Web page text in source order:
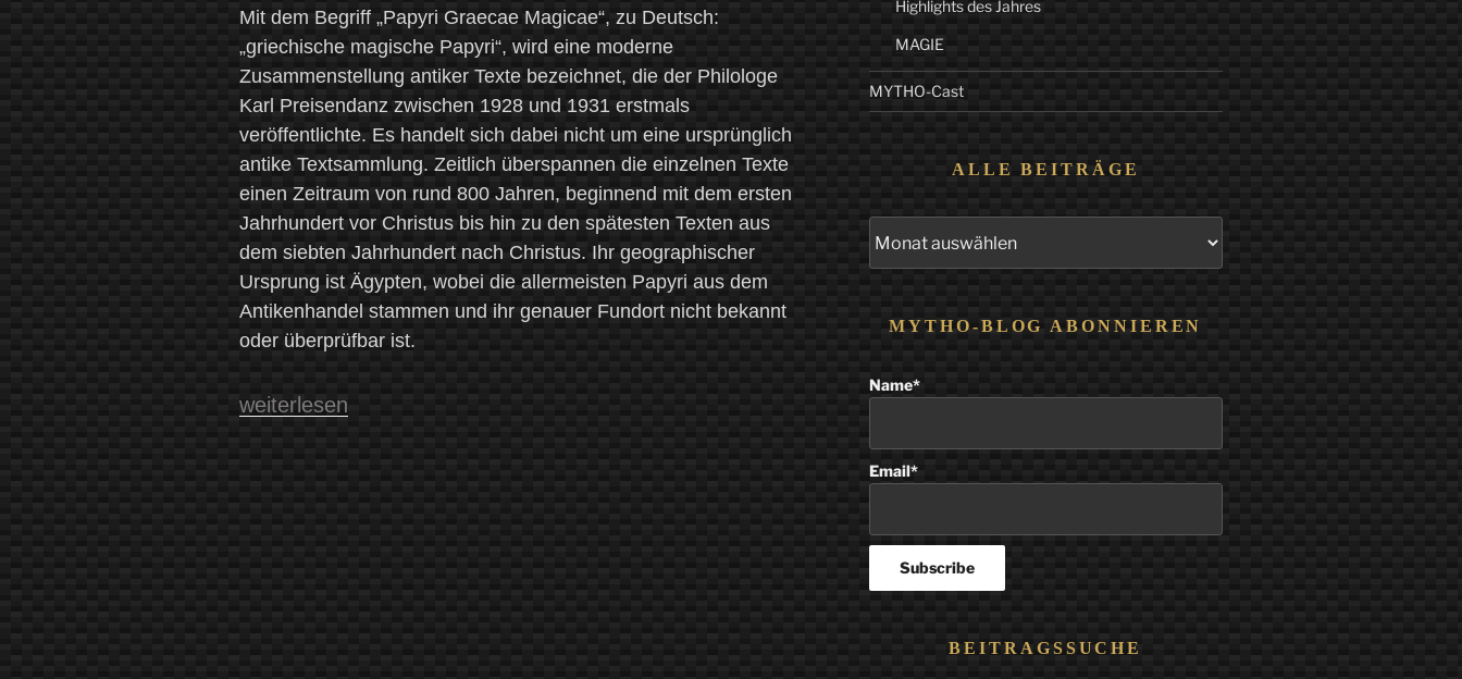
Mit dem Begriff „Papyri Graecae Magicae“, zu Deutsch:
„griechische magische Papyri“, wird eine moderne
Zusammenstellung antiker Texte bezeichnet, die der Philologe
Karl Preisendanz zwischen 1928 und 1931 erstmals
veröffentlichte. Es handelt sich dabei nicht um eine ursprünglich
antike Textsammlung. Zeitlich überspannen die einzelnen Texte
einen Zeitraum von rund 800 Jahren, beginnend mit dem ersten
Jahrhundert vor Christus bis hin zu den spätesten Texten aus
dem siebten Jahrhundert nach Christus. Ihr geographischer
Ursprung ist Ägypten, wobei die allermeisten Papyri aus dem
Antikenhandel stammen und ihr genauer Fundort nicht bekannt
oder überprüfbar ist.
„Antike
weiterlesen
Highlights des Jahres
MAGIE
MYTHO-Cast
ALLE BEITRÄGE
Beiträge
MYTHO-BLOG ABONNIEREN
Name*
Email*
BEITRAGSSUCHE